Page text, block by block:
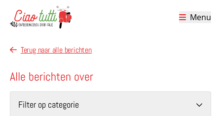
Menu
Terug naar alle berichten
Alle berichten over
Filter op categorie